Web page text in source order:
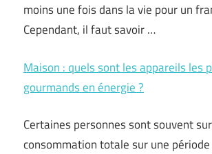
moins une fois dans la vie pour un
Cependant, il faut savoir …
Maison : quels sont les appareils les
gourmands en énergie ?
Certaines personnes sont souvent
consommation totale sur une